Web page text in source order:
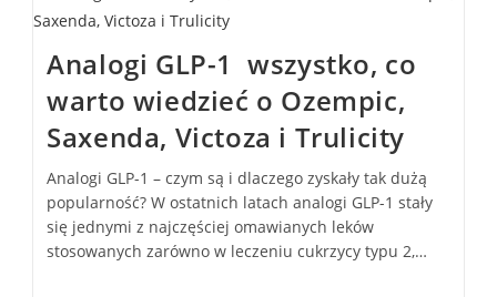
Analogi GLP-1 wszystko, co
warto wiedzieć o Ozempic,
Saxenda, Victoza i Trulicity
Analogi GLP-1 – czym są i dlaczego zyskały tak dużą
popularność? W ostatnich latach analogi GLP-1 stały
się jednymi z najczęściej omawianych leków
stosowanych zarówno w leczeniu cukrzycy typu 2,…